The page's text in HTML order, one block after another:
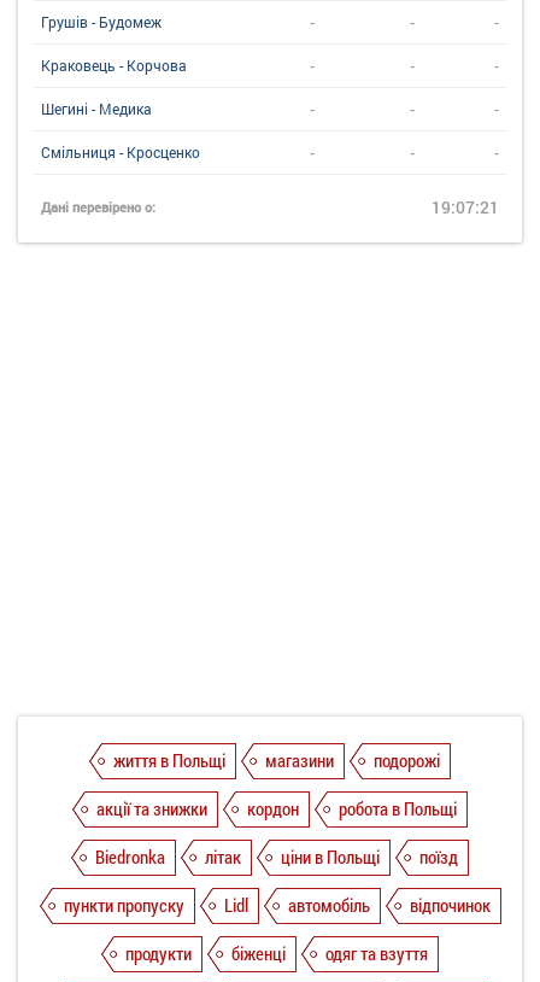
Грушів - Будомеж - - -
Краковець - Корчова - - -
Шегині - Медика - - -
Смільниця - Кросценко - - -
Дані перевірено о: 19:07:21
життя в Польщі магазини
подорожі
акції та знижки
кордон
робота в Польщі
Biedronka
літак ціни в Польщі
поїзд
пункти пропуску
Lidl автомобіль
відпочинок
продукти
біженці
одяг та взуття